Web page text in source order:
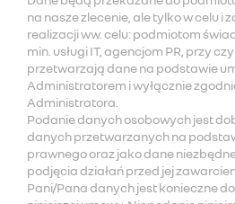
na nasze zlecenie, ale tylko w celu i
realizacji ww. celu: podmiotom
min. usługi IT, agencjom PR, przy
przetwarzają dane na podstawie
Administratorem i wyłącznie
Administratora.
Podanie danych osobowych jest
danych przetwarzanych na
prawnego oraz jako dane
podjęcia działań przed jej
Pani/Pana danych jest konieczne